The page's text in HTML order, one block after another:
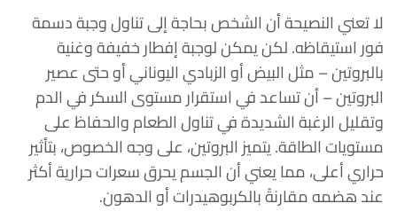
لا تعني النصيحة أن الشخص بحاجة إلى تناول وجبة دسمة
فور استيقاظه. لكن يمكن لوجبة إفطار خفيفة وغنية
بالبروتين – مثل البيض أو الزبادي اليوناني أو حتى عصير
البروتين – أن تساعد في استقرار مستوى السكر في الدم
وتقليل الرغبة الشديدة في تناول الطعام والحفاظ على
مستويات الطاقة. يتميز البروتين، على وجه الخصوص، بتأثير
حراري أعلى، مما يعني أن الجسم يحرق سعرات حرارية أكثر
عند هضمه مقارنةً بالكربوهيدرات أو الدهون.